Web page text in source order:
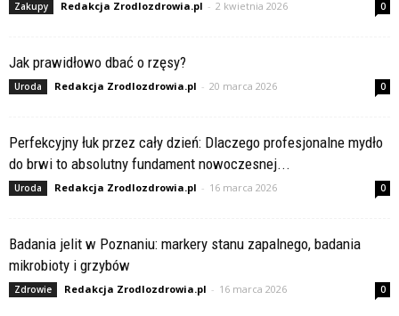
Zakupy Redakcja Zrodlozdrowia.pl - 2 kwietnia 2026 0
Jak prawidłowo dbać o rzęsy?
Uroda Redakcja Zrodlozdrowia.pl - 20 marca 2026 0
Perfekcyjny łuk przez cały dzień: Dlaczego profesjonalne mydło
do brwi to absolutny fundament nowoczesnej...
Uroda Redakcja Zrodlozdrowia.pl - 16 marca 2026 0
Badania jelit w Poznaniu: markery stanu zapalnego, badania
mikrobioty i grzybów
Zdrowie Redakcja Zrodlozdrowia.pl - 16 marca 2026 0